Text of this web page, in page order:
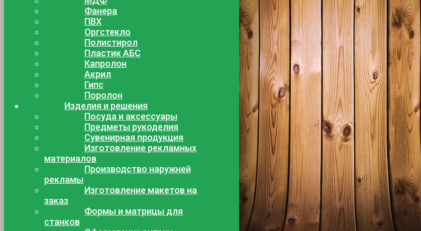
Фанера
ПВХ
Оргстекло
Полистирол
Пластик АБС
Капролон
Акрил
Гипс
Поролон
Изделия и решения
Посуда и аксессуары
Предметы рукоделия
Сувенирная продукция
Изготовление рекламных
материалов
Производство наружней
рекламы
Изготовление макетов на
заказ
Формы и матрицы для
станков